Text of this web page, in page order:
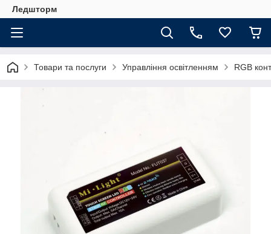
Ледшторм
Товари та послуги Управління освітленням RGB